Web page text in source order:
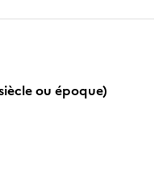
ou époque)